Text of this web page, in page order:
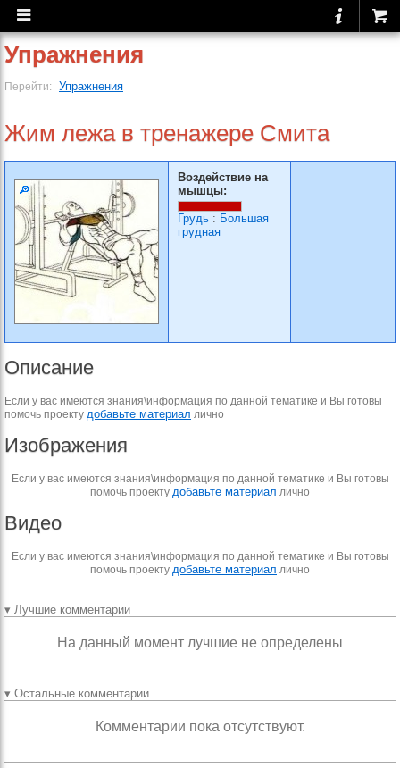
Упражнения
Перейти: Упражнения
Жим лежа в тренажере Смита
Воздействие на
мышцы:
Грудь : Большая
грудная
Описание
Если у вас имеются знания\информация по данной тематике и Вы готовы
помочь проекту добавьте материал лично
Изображения
Если у вас имеются знания\информация по данной тематике и Вы готовы
помочь проекту добавьте материал лично
Видео
Если у вас имеются знания\информация по данной тематике и Вы готовы
помочь проекту добавьте материал лично
▾ Лучшие комментарии
На данный момент лучшие не определены
▾ Остальные комментарии
Комментарии пока отсутствуют.